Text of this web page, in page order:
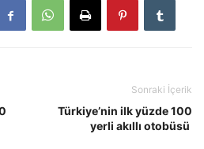
Sonraki İçerik
Türkiye’nin ilk yüzde 100
yerli akıllı otobüsü